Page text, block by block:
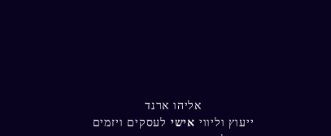
אליהו ארנד
ייעוץ וליווי אישי לעסקים ויזמים